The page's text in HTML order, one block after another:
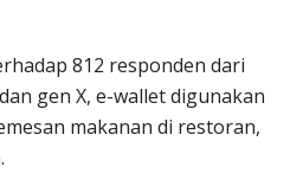
812 responden dari
gen X, e-wallet digunakan
makanan di restoran,